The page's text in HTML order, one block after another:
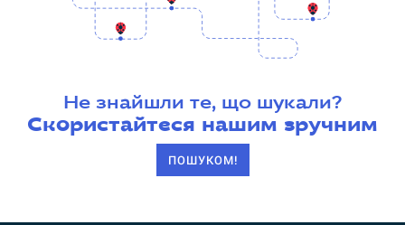
Не знайшли те, що шукали?
Скористайтеся нашим зручним
ПОШУКОМ!